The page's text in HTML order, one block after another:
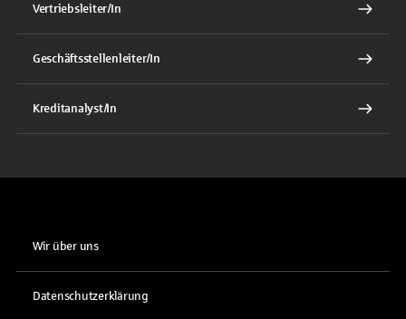
Vertriebsleiter/In
Geschäftsstellenleiter/In
Kreditanalyst/In
Wir über uns
Datenschutzerklärung